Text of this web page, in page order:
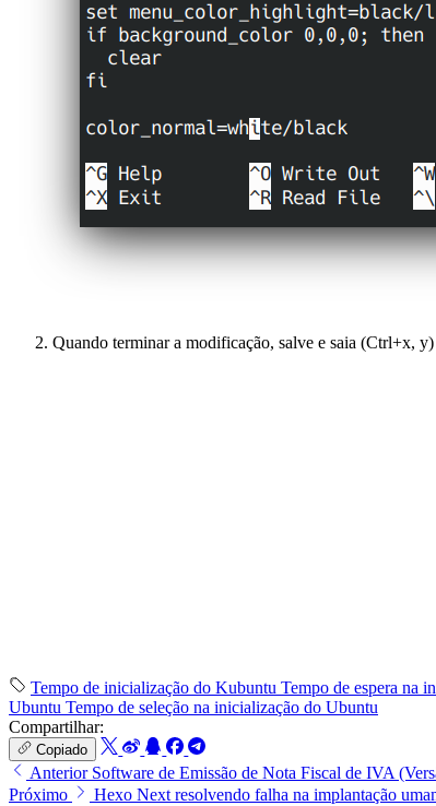
Quando terminar a modificação, salve e saia (Ctrl+x, y)
Tempo de inicialização do Kubuntu Tempo de espera na
Ubuntu Tempo de seleção na inicialização do Ubuntu
Compartilhar:
Copiado
Anterior Software de Emissão de Nota Fiscal de IVA
Próximo
Hexo Next resolvendo falha na implantação